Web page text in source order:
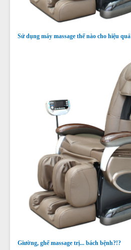
Sử dụng máy massage thế nào cho hiệu
Giường, ghế massage trị... bách bệnh?!?